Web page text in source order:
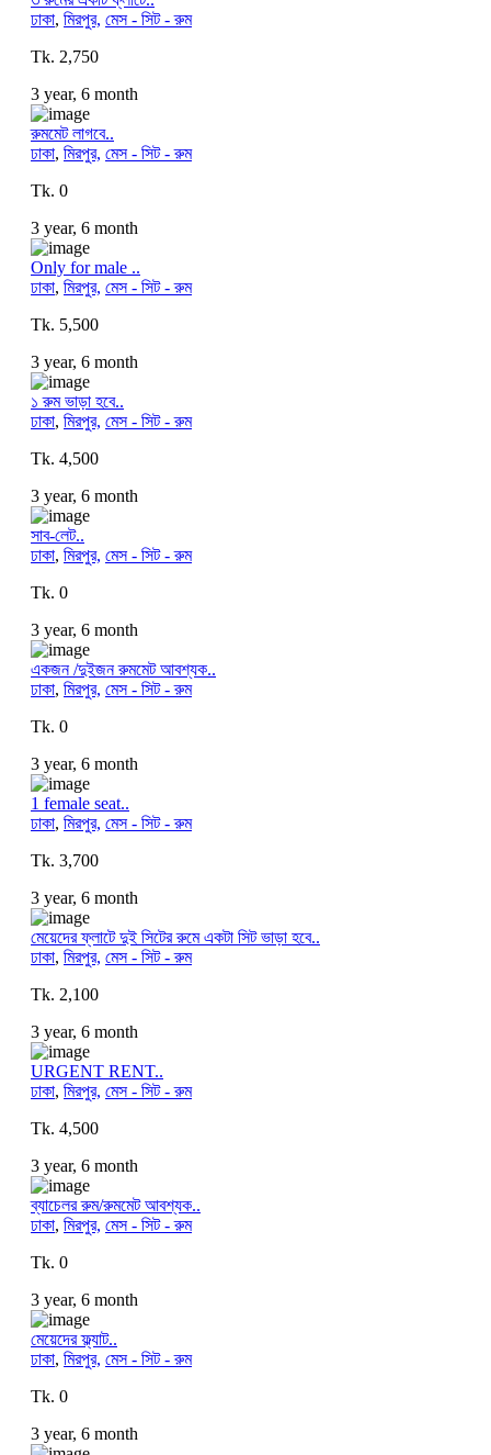
ঢাকা, মিরপুর, মেস - সিট - রুম
Tk. 2,750
3 year, 6 month
রুমমেট লাগবে..
ঢাকা, মিরপুর, মেস - সিট - রুম
Tk. 0
3 year, 6 month
Only for male ..
ঢাকা, মিরপুর, মেস - সিট - রুম
Tk. 5,500
3 year, 6 month
১ রুম ভাড়া হবে..
ঢাকা, মিরপুর, মেস - সিট - রুম
Tk. 4,500
3 year, 6 month
সাব-লেট..
ঢাকা, মিরপুর, মেস - সিট - রুম
Tk. 0
3 year, 6 month
একজন /দুইজন রুমমেট আবশ্যক..
ঢাকা, মিরপুর, মেস - সিট - রুম
Tk. 0
3 year, 6 month
1 female seat..
ঢাকা, মিরপুর, মেস - সিট - রুম
Tk. 3,700
3 year, 6 month
মেয়েদের ফ্লাটে দুই সিটের রুমে একটা সিট ভাড়া হবে..
ঢাকা, মিরপুর, মেস - সিট - রুম
Tk. 2,100
3 year, 6 month
URGENT RENT..
ঢাকা, মিরপুর, মেস - সিট - রুম
Tk. 4,500
3 year, 6 month
ব্যাচেলর রুম/রুমমেট আবশ্যক..
ঢাকা, মিরপুর, মেস - সিট - রুম
Tk. 0
3 year, 6 month
মেয়েদের ফ্ল্যাট..
ঢাকা, মিরপুর, মেস - সিট - রুম
Tk. 0
3 year, 6 month